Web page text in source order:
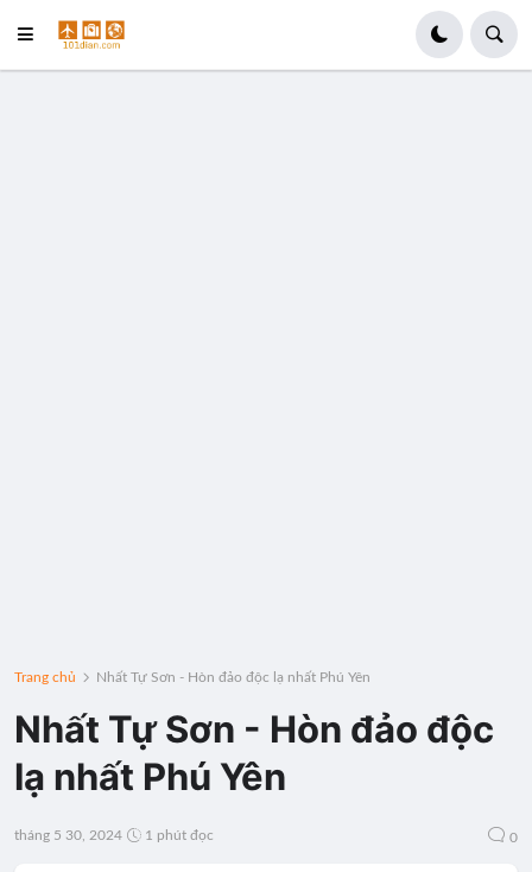
Trang chủ Nhất Tự Sơn - Hòn đảo độc lạ nhất Phú Yên
Nhất Tự Sơn - Hòn đảo độc
lạ nhất Phú Yên
tháng 5 30, 2024 1 phút đọc 0